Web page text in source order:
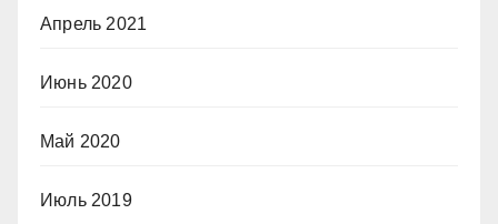
Апрель 2021
Июнь 2020
Май 2020
Июль 2019